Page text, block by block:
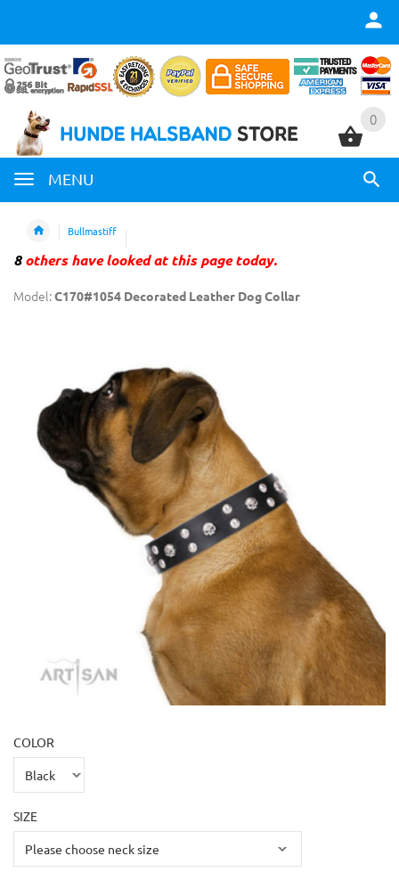
0
MENU
0
Bullmastiff
8others have looked at this page today.
Model:C170#1054 Decorated Leather Dog Collar
COLOR
SIZE